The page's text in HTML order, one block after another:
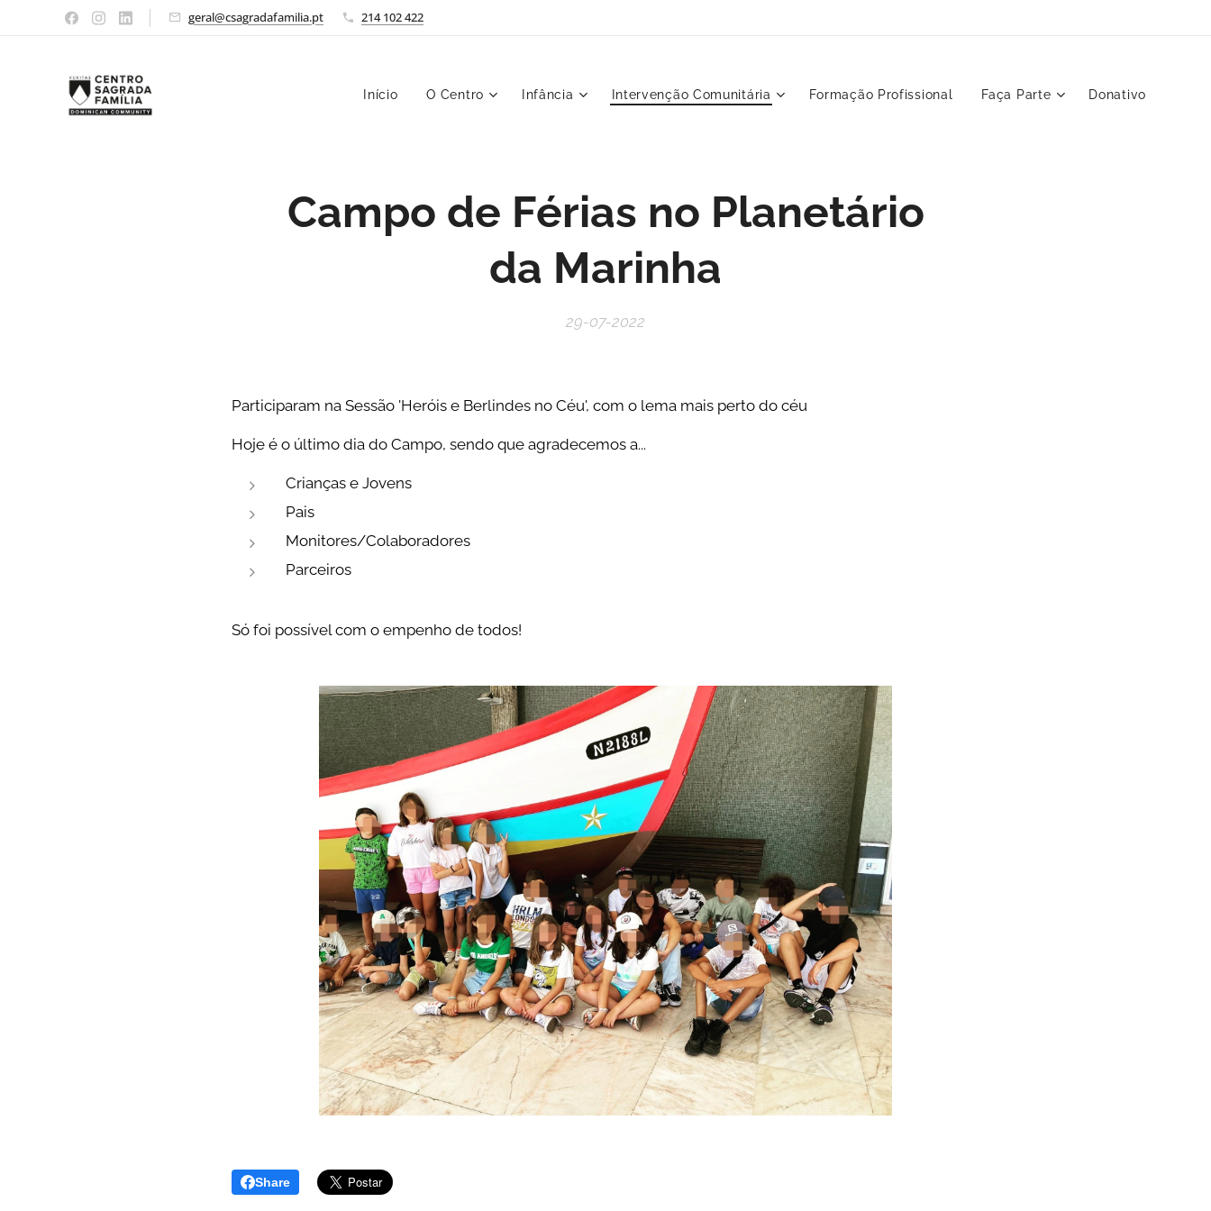
geral@csagradafamilia.pt 214 102 422
Início O Centro Infância Intervenção Comunitária Formação Profissional Faça Parte Donativo
Campo de Férias no Planetário
da Marinha
29-07-2022
Participaram na Sessão 'Heróis e Berlindes no Céu', com o lema mais perto do céu
Hoje é o último dia do Campo, sendo que agradecemos a...
Crianças e Jovens
Pais
Monitores/Colaboradores
Parceiros
Só foi possível com o empenho de todos!
Share